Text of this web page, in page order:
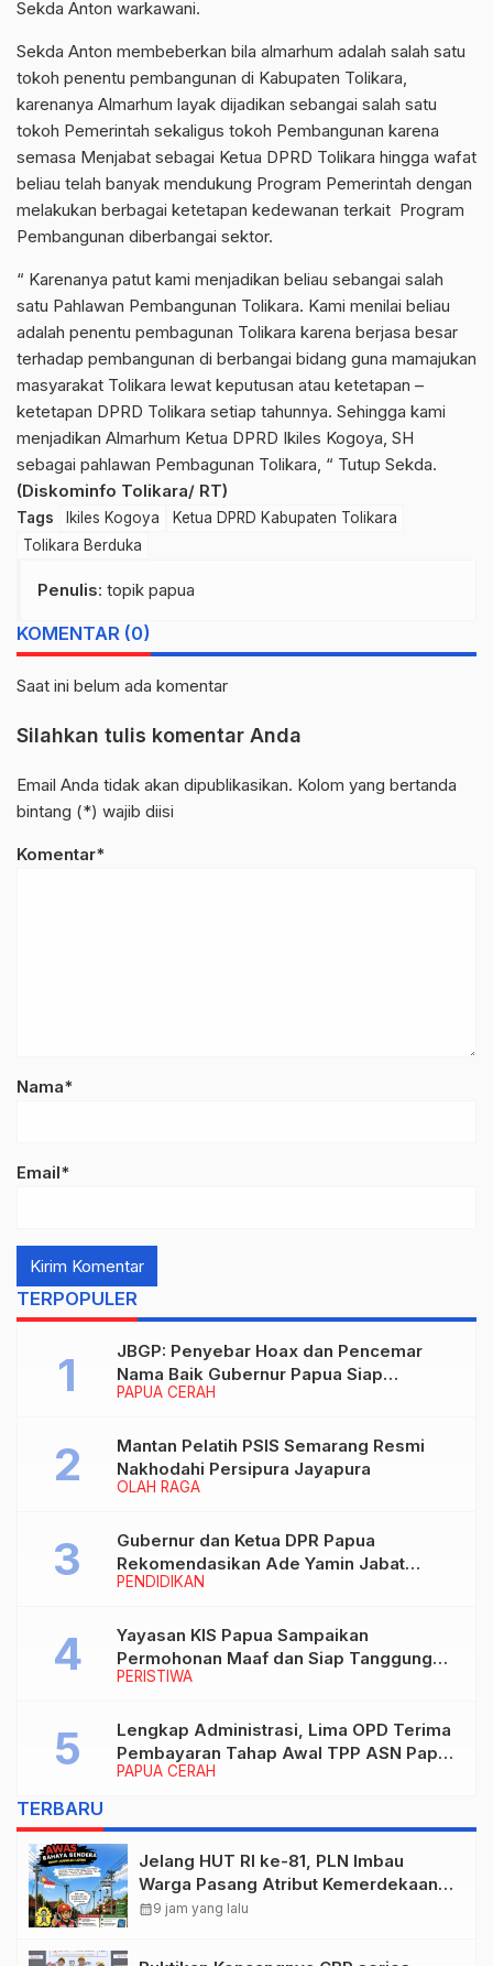
Sekda Anton warkawani.
Sekda Anton membeberkan bila almarhum adalah salah satu
tokoh penentu pembangunan di Kabupaten Tolikara,
karenanya Almarhum layak dijadikan sebangai salah satu
tokoh Pemerintah sekaligus tokoh Pembangunan karena
semasa Menjabat sebagai Ketua DPRD Tolikara hingga wafat
beliau telah banyak mendukung Program Pemerintah dengan
melakukan berbagai ketetapan kedewanan terkait Program
Pembangunan diberbangai sektor.
“ Karenanya patut kami menjadikan beliau sebangai salah
satu Pahlawan Pembangunan Tolikara. Kami menilai beliau
adalah penentu pembagunan Tolikara karena berjasa besar
terhadap pembangunan di berbangai bidang guna mamajukan
masyarakat Tolikara lewat keputusan atau ketetapan –
ketetapan DPRD Tolikara setiap tahunnya. Sehingga kami
menjadikan Almarhum Ketua DPRD Ikiles Kogoya, SH
sebagai pahlawan Pembagunan Tolikara, “ Tutup Sekda.
(Diskominfo Tolikara/ RT)
Tags Ikiles Kogoya
Ketua DPRD Kabupaten Tolikara
Tolikara Berduka
Penulis: topik papua
KOMENTAR (0)
Saat ini belum ada komentar
Silahkan tulis komentar Anda
Email Anda tidak akan dipublikasikan. Kolom yang bertanda
bintang (*) wajib diisi
Komentar*
Nama*
Email*
TERPOPULER
PAPUA CERAH
JBGP: Penyebar Hoax dan Pencemar
Nama Baik Gubernur Papua Siap
Berhadapan dengan Hukum!
OLAH RAGA
Mantan Pelatih PSIS Semarang Resmi
Nakhodahi Persipura Jayapura
PENDIDIKAN
Gubernur dan Ketua DPR Papua
Rekomendasikan Ade Yamin Jabat
Rektor IAIN Fattahul Muluk Papua
PERISTIWA
Yayasan KIS Papua Sampaikan
Permohonan Maaf dan Siap Tanggung
Biaya Korban Dugaan Keracunan MBG di
PAPUA CERAH
Lengkap Administrasi, Lima OPD Terima
Pembayaran Tahap Awal TPP ASN Papua
Bulan Maret 2026
TERBARU
Jelang HUT RI ke-81, PLN Imbau
Warga Pasang Atribut Kemerdekaan
Minimal 3 Meter dari Jaringan Listrik
calendar_month9 jam yang lalu